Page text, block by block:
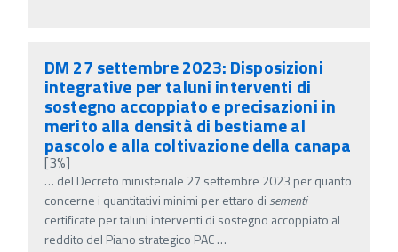
DM 27 settembre 2023: Disposizioni
integrative per taluni interventi di
sostegno accoppiato e precisazioni in
merito alla densità di bestiame al
pascolo e alla coltivazione della canapa
[3%]
… del Decreto ministeriale 27 settembre 2023 per quanto
concerne i quantitativi minimi per ettaro di sementi
certificate per taluni interventi di sostegno accoppiato al
reddito del Piano strategico PAC…